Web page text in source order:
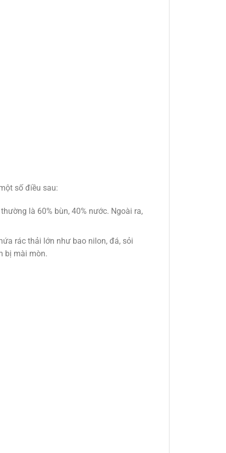
số điều sau:
là 60% bùn, 40% nước. Ngoài ra,
rác thải lớn như bao nilon, đá, sỏi
bị mài mòn.